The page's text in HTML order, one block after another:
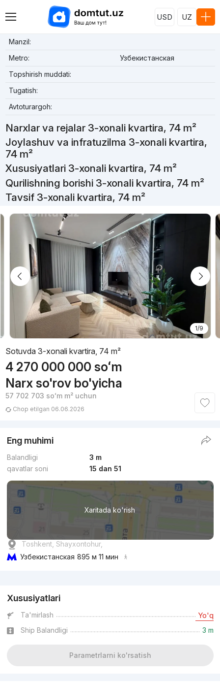
USD UZ
Manzil:
Metro:
Узбекистанская
Topshirish muddati:
Tugatish:
Avtoturargoh:
Narxlar va rejalar 3-xonali kvartira, 74 m²
Joylashuv va infratuzilma 3-xonali kvartira,
74 m²
Xususiyatlari 3-xonali kvartira, 74 m²
Qurilishning borishi 3-xonali kvartira, 74 m²
Tavsif 3-xonali kvartira, 74 m²
1/9
Sotuvda 3-xonali kvartira, 74 m²
4 270 000 000 soʻm
Narx so'rov bo'yicha
57 702 703 soʻmm² uchun
Chop etilgan 06.06.2026
Eng muhimi
Balandligi
3 m
qavatlar soni
15 dan 51
Xaritada ko'rish
Toshkent, Shayxontohur,
Узбекистанская 895 м 11 мин
Xususiyatlari
Ta'mirlash Yo'q
Ship Balandligi 3 m
Parametrlarni ko'rsatish